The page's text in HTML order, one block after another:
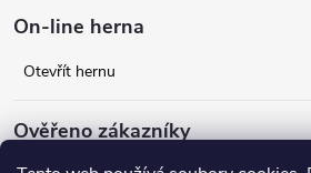
On-line herna
Otevřít hernu
Ověřeno zákazníky